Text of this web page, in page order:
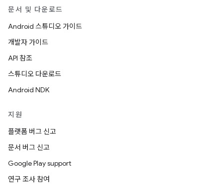
문서 및 다운로드
Android 스튜디오 가이드
개발자 가이드
API 참조
스튜디오 다운로드
Android NDK
지원
플랫폼 버그 신고
문서 버그 신고
Google Play support
연구 조사 참여